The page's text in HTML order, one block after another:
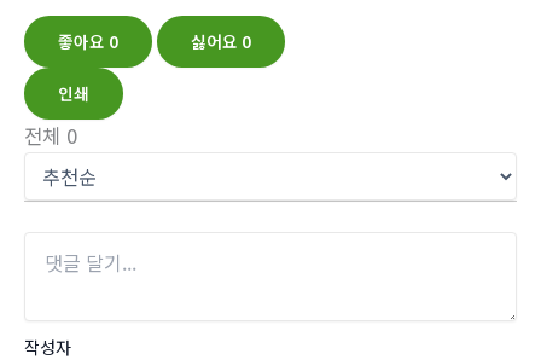
좋아요 0 싫어요 0
인쇄
전체 0
작성자